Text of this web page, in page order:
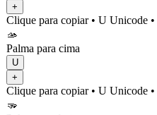
+
Clique para copiar• U Unicode •
🫴
Palma para cima
U
+
Clique para copiar• U Unicode •
🫳